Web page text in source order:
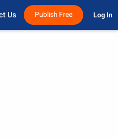
Us Publish Free Log In